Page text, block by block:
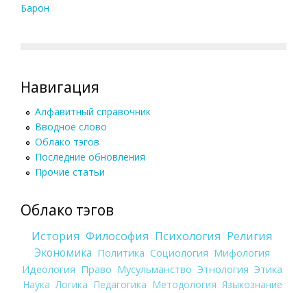
Барон
Навигация
Алфавитный справочник
Вводное слово
Облако тэгов
Последние обновления
Прочие статьи
Облако тэгов
История Философия Психология Религия
Экономика Политика Социология Мифология
Идеология Право Мусульманство Этнология Этика
Наука Логика Педагогика Методология Языкознание